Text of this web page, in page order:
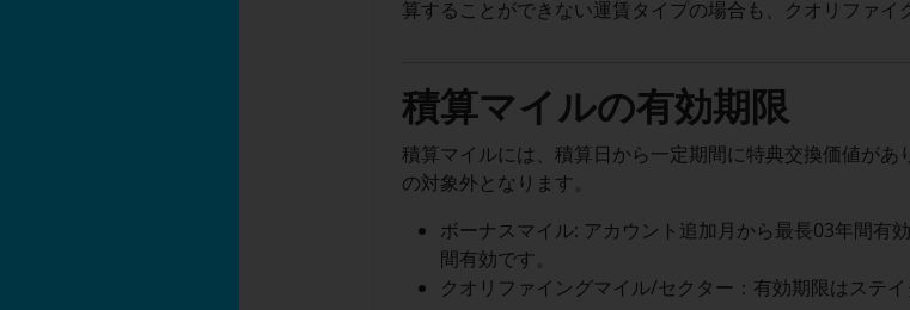
算することができない運賃タイプの場合も、クオリファイ
積算マイルの有効期限
積算マイルには、積算日から一定期間に特典交換価値が
の対象外となります。
ボーナスマイル: アカウント追加月から最長03年間有
間有効です。
クオリファイングマイル/セクター：有効期限はステ